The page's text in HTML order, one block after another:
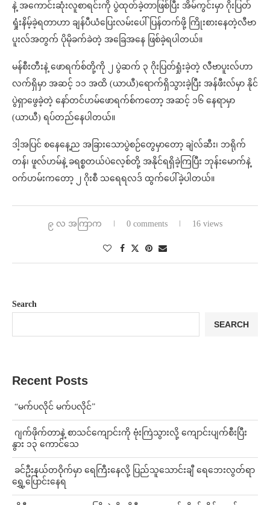
နဲ့ အကောင်းဆုံးလူစာရင်းကို ပွဲထုတ်ခဲ့တာဖြစ်ပြီး အိမ်ကွင်းမှာ ဂိုးပြတ်
ရှုံးနိမ့်ခဲ့ရတာဟာ ချန်ပီယံပြေးလမ်းပေါ်ပြန်တက်ဖို့ ကြိုးစားနေတဲ့လီဗာ
ပူးလ်အတွက် ပိုမိုခက်ခဲတဲ့ အခြေအနေ ဖြစ်ခဲ့ရပါတယ်။
မန်စီးတီးနဲ့ ဖောရက်စ်တို့ကို ၂ ပွဲဆက် ၃ ဂိုးပြတ်ရှုံးခဲ့တဲ့ လီဗာပူးလ်ဟာ
လက်ရှိမှာ အဆင့် ၁၁ အထိ (ယာယီ)ရောက်ရှိသွားခဲ့ပြီး အန်ဖီးလ်မှာ နိုင်
ပွဲရှာဖွေခဲ့တဲ့ နော်တင်ဟမ်ဖောရက်စ်ကတော့ အဆင့် ၁၆ နေရာမှာ
(ယာယီ) ရပ်တည်နေပါတယ်။
ဒါ့အပြင် စနေနေ့ည အခြားသောပွဲစဉ်တွေမှာတော့ ချဲလ်ဆီး၊ ဘရိုက်
တန်၊ ဖူလ်ဟမ်နဲ့ ခရစ္စတယ်ပဲလေ့စ်တို့ အနိုင်ရရှိခဲ့ကြပြီး ဘုန်းမောက်နဲ့
ဝက်ဟမ်းကတော့ ၂ ဂိုးစီ သရေရလဒ် ထွက်ပေါ်ခဲ့ပါတယ်။
၉ လ အကြာက 0 comments 16 views
Search
SEARCH
Recent Posts
⁨ ⁨“မက်ပလိုင် မက်ပလိုင်”
⁨⁩ ⁨ဂျက်ဖိုက်တာနဲ့ စာသင်ကျောင်းကို ဗုံးကြဲသွားလို့ ကျောင်းပျက်စီးပြီး
နွား ၁၃ ကောင်သေ
⁩ ⁨ခင်ဦးနယ်တဝိုက်မှာ ရေကြီးနေလို့ ပြည်သူသောင်းချီ ရေဘေးလွတ်ရာ
ရွှေ့ပြောင်းနေရ